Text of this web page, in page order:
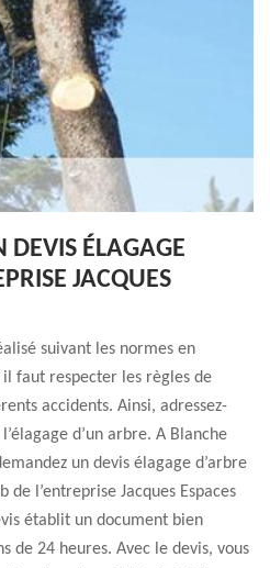
DEVIS ÉLAGAGE
JACQUES
suivant les normes en
il faut respecter les règles de
accidents. Ainsi, adressez-
d’un arbre. A Blanche
un devis élagage d’arbre
l’entreprise Jacques Espaces
établit un document bien
de 24 heures. Avec le devis, vous